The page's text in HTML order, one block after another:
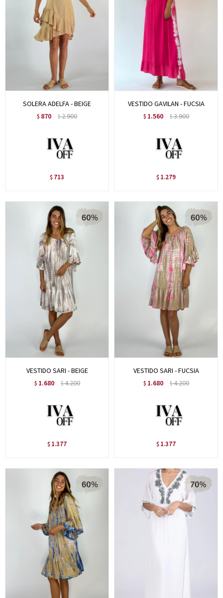
SOLERA ADELFA - BEIGE
$ 870 $2.900
$ 713
VESTIDO GAVILAN - FUCSIA
$ 1.560 $3.900
$ 1.279
VESTIDO SARI - BEIGE
$ 1.680 $4.200
$ 1.377
VESTIDO SARI - FUCSIA
$ 1.680 $4.200
$ 1.377